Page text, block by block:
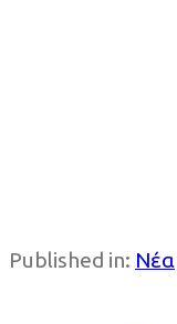
Published in: Νέα